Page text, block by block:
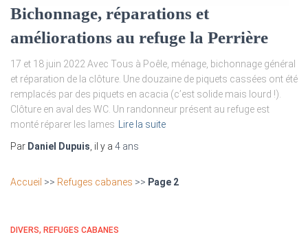
Bichonnage, réparations et
améliorations au refuge la Perrière
17 et 18 juin 2022 Avec Tous à Poêle, ménage, bichonnage général
et réparation de la clôture. Une douzaine de piquets cassées ont été
remplacés par des piquets en acacia (c’est solide mais lourd !).
Clôture en aval des WC. Un randonneur présent au refuge est
monté réparer les lames Lire la suite
Par Daniel Dupuis, il y a 4 ans
Accueil >> Refuges cabanes >> Page 2
DIVERS REFUGES CABANES